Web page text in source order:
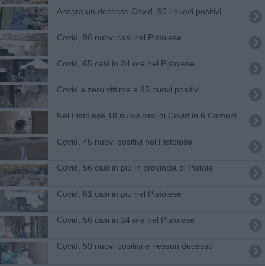
Ancora un decesso Covid, 90 i nuovi positivi
Covid, 96 nuovi casi nel Pistoiese
Covid, 65 casi in 24 ore nel Pistoiese
Covid a zero vittime e 85 nuovi positivi
Nel Pistoiese 18 nuovi casi di Covid in 6 Comuni
Covid, 45 nuovi positivi nel Pistoiese
Covid, 56 casi in più in provincia di Pistoia
Covid, 61 casi in più nel Pistoiese
Covid, 56 casi in 24 ore nel Pistoiese
Covid, 59 nuovi positivi e nessun decesso